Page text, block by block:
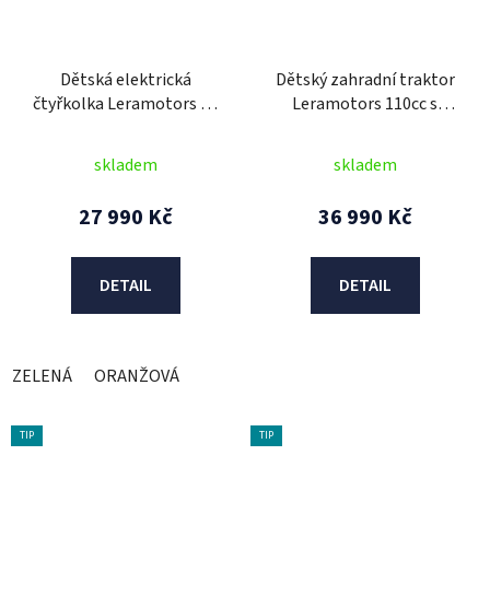
Dětská elektrická
čtyřkolka Leramotors by
skladem
27 990 Kč
DETAIL
ZELENÁ ORANŽOVÁ
Dětský zahradní traktor
Leramotors 110cc s
skladem
36 990 Kč
DETAIL
TIP TIP